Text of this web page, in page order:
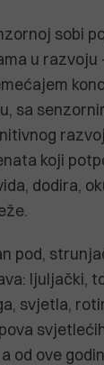
sobi
u
sa
koji
dodira,
pod,
ljuljački,
svjetla,
od ove